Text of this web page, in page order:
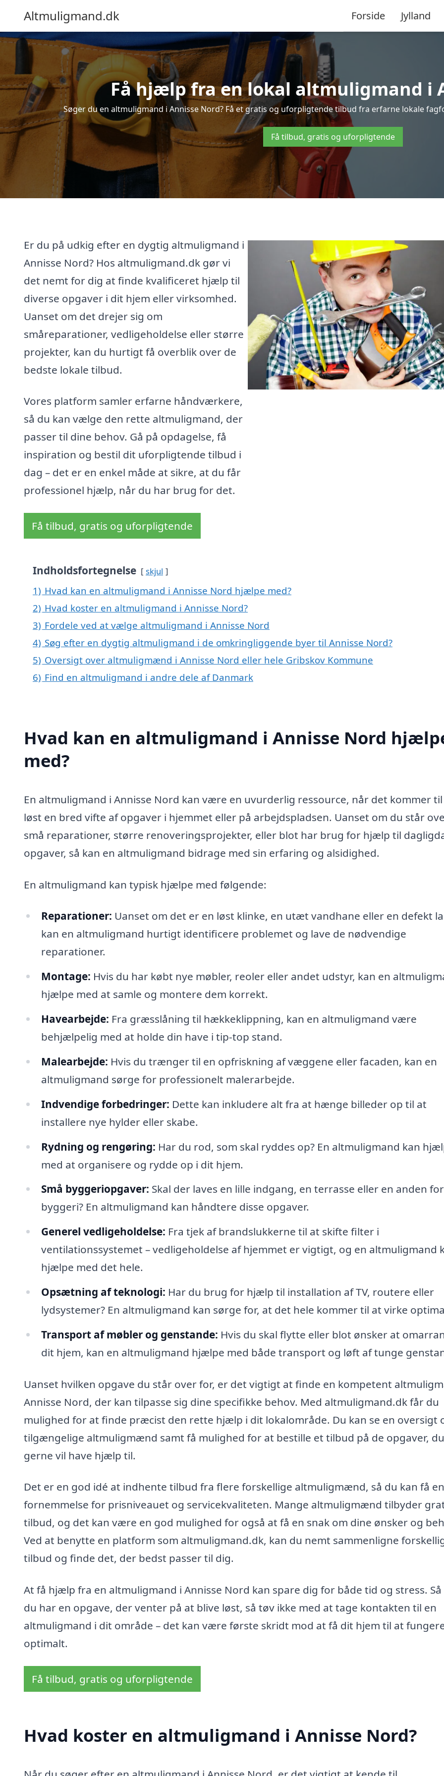
Altmuligmand.dk Forside Jylland
Få hjælp fra en lokal altmuligmand i
Søger du en altmuligmand i Annisse Nord? Få et gratis og uforpligtende tilbud fra erfarne lokale
Få tilbud, gratis og uforpligtende
Er du på udkig efter en dygtig altmuligmand i
Annisse Nord? Hos altmuligmand.dk gør vi
det nemt for dig at finde kvalificeret hjælp til
diverse opgaver i dit hjem eller virksomhed.
Uanset om det drejer sig om
småreparationer, vedligeholdelse eller større
projekter, kan du hurtigt få overblik over de
bedste lokale tilbud.
Vores platform samler erfarne håndværkere,
så du kan vælge den rette altmuligmand, der
passer til dine behov. Gå på opdagelse, få
inspiration og bestil dit uforpligtende tilbud i
dag – det er en enkel måde at sikre, at du får
professionel hjælp, når du har brug for det.
Få tilbud, gratis og uforpligtende
Indholdsfortegnelse skjul
1) Hvad kan en altmuligmand i Annisse Nord hjælpe med?
2) Hvad koster en altmuligmand i Annisse Nord?
3) Fordele ved at vælge altmuligmand i Annisse Nord
4) Søg efter en dygtig altmuligmand i de omkringliggende byer til Annisse Nord?
5) Oversigt over altmuligmænd i Annisse Nord eller hele Gribskov Kommune
6) Find en altmuligmand i andre dele af Danmark
Hvad kan en altmuligmand i Annisse Nord
med?
En altmuligmand i Annisse Nord kan være en uvurderlig ressource, når det kommer
løst en bred vifte af opgaver i hjemmet eller på arbejdspladsen. Uanset om du står
små reparationer, større renoveringsprojekter, eller blot har brug for hjælp til
opgaver, så kan en altmuligmand bidrage med sin erfaring og alsidighed.
En altmuligmand kan typisk hjælpe med følgende:
Reparationer: Uanset om det er en løst klinke, en utæt vandhane eller en defekt
kan en altmuligmand hurtigt identificere problemet og lave de nødvendige
reparationer.
Montage: Hvis du har købt nye møbler, reoler eller andet udstyr, kan en
hjælpe med at samle og montere dem korrekt.
Havearbejde: Fra græsslåning til hækkeklippning, kan en altmuligmand være
behjælpelig med at holde din have i tip-top stand.
Malearbejde: Hvis du trænger til en opfriskning af væggene eller facaden, kan en
altmuligmand sørge for professionelt malerarbejde.
Indvendige forbedringer: Dette kan inkludere alt fra at hænge billeder op til at
installere nye hylder eller skabe.
Rydning og rengøring: Har du rod, som skal ryddes op? En altmuligmand kan
med at organisere og rydde op i dit hjem.
Små byggeriopgaver: Skal der laves en lille indgang, en terrasse eller en anden
byggeri? En altmuligmand kan håndtere disse opgaver.
Generel vedligeholdelse: Fra tjek af brandslukkerne til at skifte filter i
ventilationssystemet – vedligeholdelse af hjemmet er vigtigt, og en altmuligmand
hjælpe med det hele.
Opsætning af teknologi: Har du brug for hjælp til installation af TV, routere eller
lydsystemer? En altmuligmand kan sørge for, at det hele kommer til at virke
Transport af møbler og genstande: Hvis du skal flytte eller blot ønsker at
dit hjem, kan en altmuligmand hjælpe med både transport og løft af tunge
Uanset hvilken opgave du står over for, er det vigtigt at finde en kompetent
Annisse Nord, der kan tilpasse sig dine specifikke behov. Med altmuligmand.dk får du
mulighed for at finde præcist den rette hjælp i dit lokalområde. Du kan se en oversigt
tilgængelige altmuligmænd samt få mulighed for at bestille et tilbud på de opgaver, du
gerne vil have hjælp til.
Det er en god idé at indhente tilbud fra flere forskellige altmuligmænd, så du kan få en
fornemmelse for prisniveauet og servicekvaliteten. Mange altmuligmænd tilbyder
tilbud, og det kan være en god mulighed for også at få en snak om dine ønsker og
Ved at benytte en platform som altmuligmand.dk, kan du nemt sammenligne
tilbud og finde det, der bedst passer til dig.
At få hjælp fra en altmuligmand i Annisse Nord kan spare dig for både tid og stress. Så
du har en opgave, der venter på at blive løst, så tøv ikke med at tage kontakten til en
altmuligmand i dit område – det kan være første skridt mod at få dit hjem til at
optimalt.
Få tilbud, gratis og uforpligtende
Hvad koster en altmuligmand i Annisse Nord?